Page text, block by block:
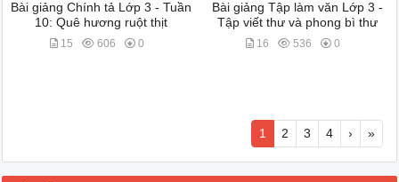
Bài giảng Chính tả Lớp 3 - Tuần
10: Quê hương ruột thịt
15 606 0
Bài giảng Tập làm văn Lớp 3 -
Tập viết thư và phong bì thư
16 536 0
1 2 3 4 › »